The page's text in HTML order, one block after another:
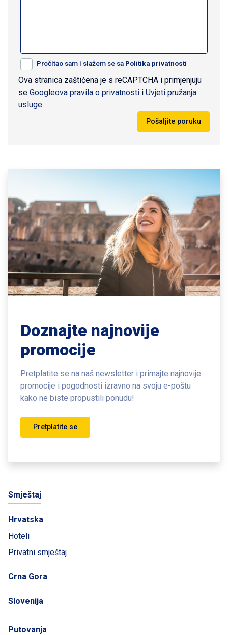
Pročitao sam i slažem se sa Politika privatnosti
Ova stranica zaštićena je s reCAPTCHA i primjenjuju
se Googleova pravila o privatnosti i Uvjeti pružanja
usluge .
Pošaljite poruku
Doznajte najnovije
promocije
Pretplatite se na naš newsletter i primajte najnovije
promocije i pogodnosti izravno na svoju e-poštu
kako ne biste propustili ponudu!
Pretplatite se
Smještaj
Hrvatska
Hoteli
Privatni smještaj
Crna Gora
Slovenija
Putovanja